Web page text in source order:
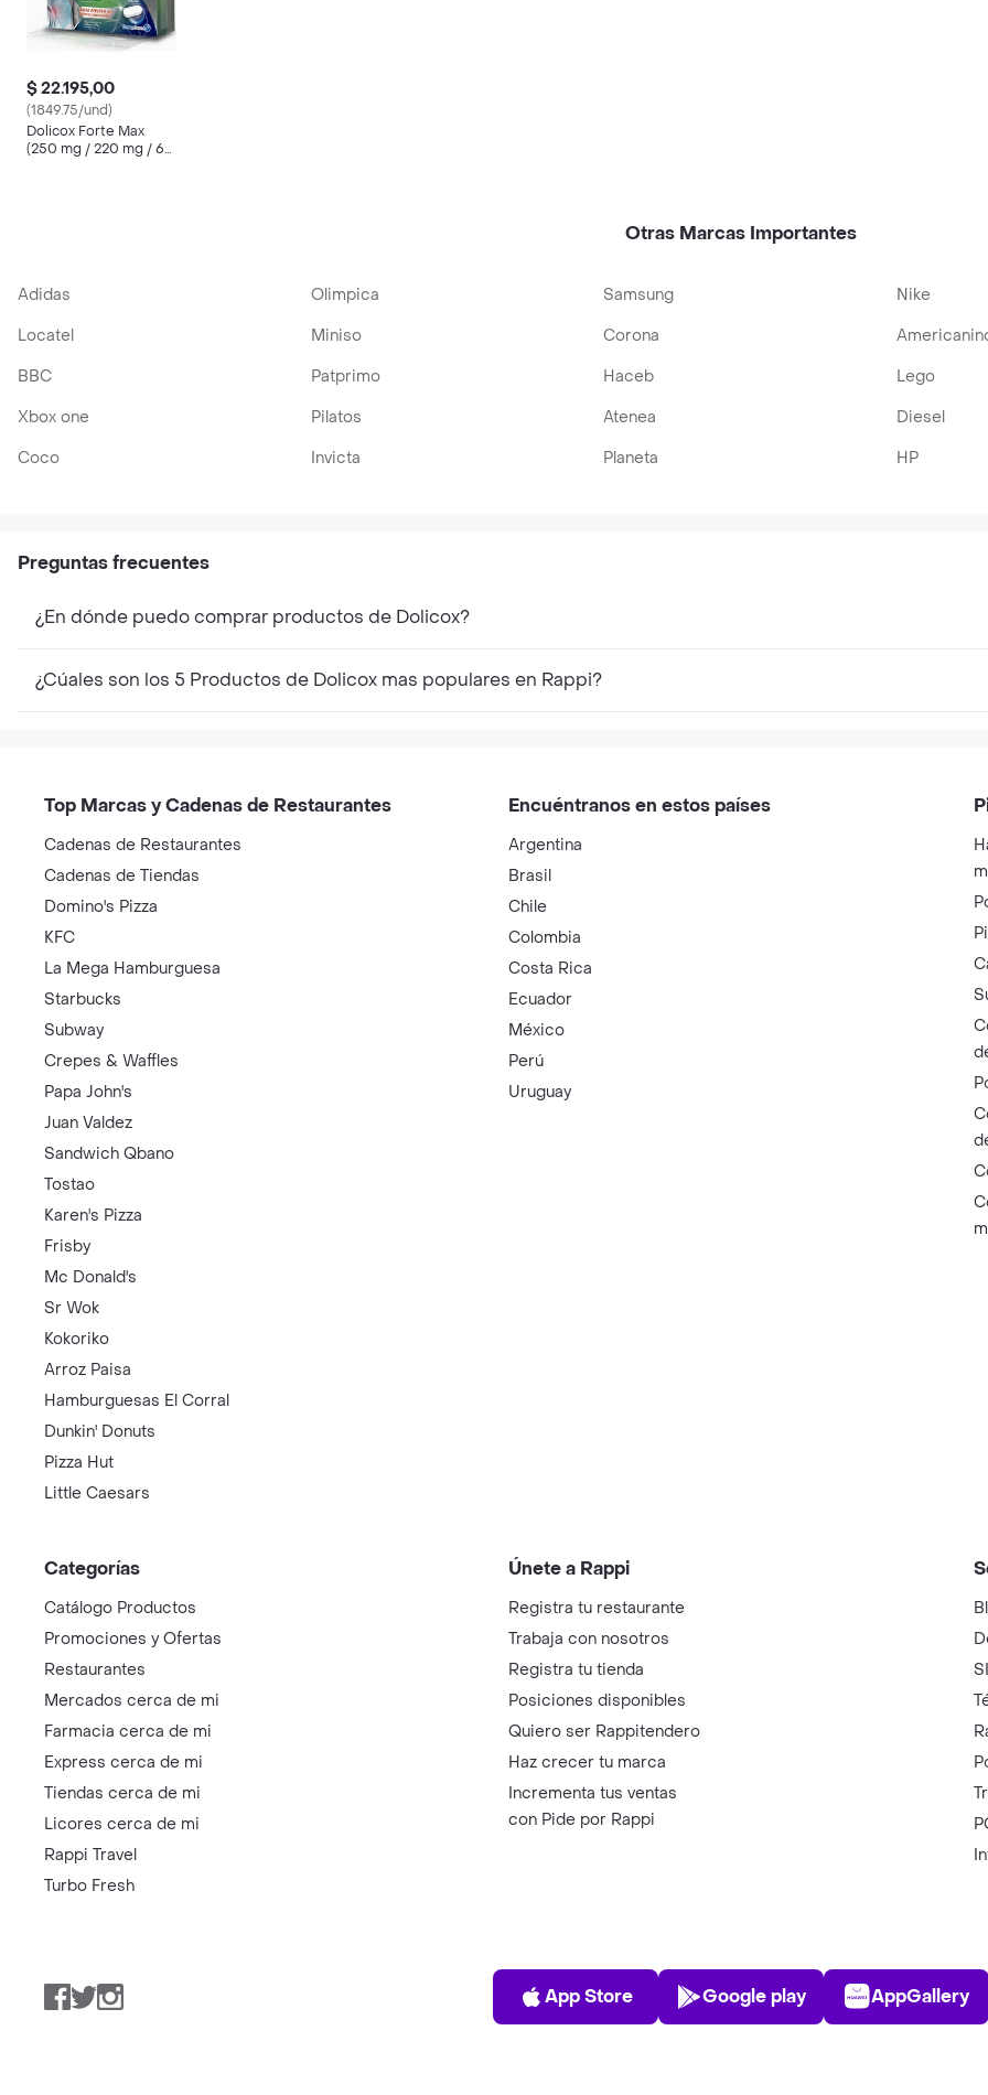
$ 22.195,00
(1849.75/und)
Dolicox Forte Max
(250 mg / 220 mg / 65
Otras Marcas Importantes
Adidas Olimpica Samsung Nike
Locatel
Miniso Corona
BBC
Patprimo Haceb Lego
Xbox one
Pilatos Atenea Diesel
Coco
Invicta Planeta HP
Preguntas frecuentes
¿En dónde puedo comprar productos de Dolicox?
¿Cúales son los 5 Productos de Dolicox mas populares en Rappi?
Top Marcas y Cadenas de Restaurantes
Cadenas de Restaurantes
Cadenas de Tiendas
Domino's Pizza
KFC
La Mega Hamburguesa
Starbucks
Subway
Crepes & Waffles
Papa John's
Juan Valdez
Sandwich Qbano
Tostao
Karen's Pizza
Frisby
Mc Donald's
Sr Wok
Kokoriko
Arroz Paisa
Hamburguesas El Corral
Dunkin' Donuts
Pizza Hut
Little Caesars
Encuéntranos en estos países
Argentina
Brasil
Chile
Colombia
Costa Rica
Ecuador
México
Perú
Uruguay
Categorías
Catálogo Productos
Promociones y Ofertas
Restaurantes
Mercados cerca de mi
Farmacia cerca de mi
Express cerca de mi
Tiendas cerca de mi
Licores cerca de mi
Rappi Travel
Turbo Fresh
Únete a Rappi
Registra tu restaurante
Trabaja con nosotros
Registra tu tienda
Posiciones disponibles
Quiero ser Rappitendero
Haz crecer tu marca
Incrementa tus ventas
con Pide por Rappi
Facebook
TwitterInstagram
App Store
App Store
Play Store
Google play AppGallery